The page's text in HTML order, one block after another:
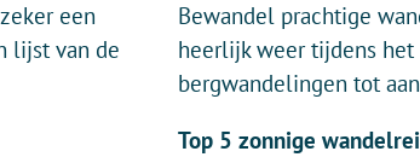
een
lijst van de
Bewandel prachtige
heerlijk weer tijdens het
bergwandelingen tot
Top 5 zonnige